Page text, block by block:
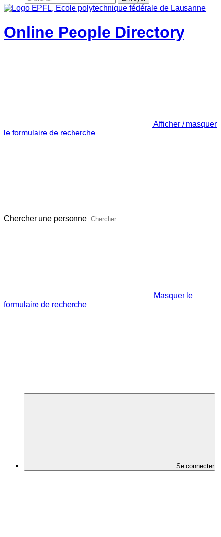
Online People Directory
Afficher / masquer
le formulaire de recherche
Chercher une personne
Masquer le
formulaire de recherche
Se connecter